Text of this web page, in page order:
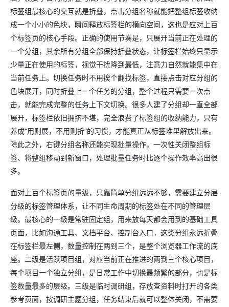
标签组最核心的交互就是折叠，点击分组名称就能把整组标签收纳
成一个小小的色块，瞬间释放标签栏的横向空间，这也是应对上百
个标签页的核心手段。正确的使用节奏是，只展开当前正在处理的
一个分组，其余所有分组全部保持折叠状态，让标签栏始终只显示
少量正在使用的标签，视觉干扰降到最低，注意力自然就能集中在
当前任务上。切换任务时不用挨个翻找标签，直接点击对应分组的
色块展开，同时折叠上一个任务的分组，整个过程只需要一次点
击，就能完成完整的任务上下文切换。很多人建了分组却一直全部
展开，标签栏依旧拥挤不堪，完全浪费了标签组的收纳能力，只有
养成“用则展，不用则折”的习惯，才能真正从标签堆里解放出来。
除此之外，右键分组名称还能实现批量操作，一次性关闭整组标
签、将整组移动到新窗口，处理批量任务时比逐个操作效率高出很
多。
面对上百个标签页的量级，只靠简单分组远远不够，需要建立分层
分级的标签管理体系，让不同生命周期的标签处在不同的管理层
级。最核心的一级是常驻固定组，用来放每天都会用到的基础工具
页面，比如沟通工具、文档平台、控制台入口，这类分组永远折叠
在标签栏最左侧，数量控制在两到三个，是整个浏览器工作流的底
座。二级是活跃项目组，对应当前正在推进的两到三个核心项目，
每个项目一个独立分组，是日常工作中切换最频繁的部分，也是标
签数量最多的层级。三级是临时调研组，存放查资料时打开的各类
参考页面，按调研主题分组，任务结束后就可以整体关闭，不需要